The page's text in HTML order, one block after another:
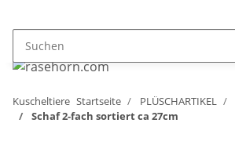
Kuscheltiere Startseite PLÜSCHARTIKEL
Schaf 2-fach sortiert ca 27cm